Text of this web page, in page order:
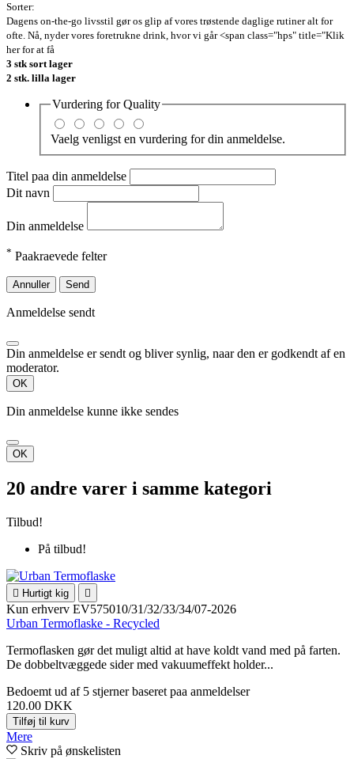
Sorter:
Dagens on-the-go livsstil gør os glip af vores trøstende daglige rutiner alt for
ofte. Nå, nyder vores foretrukne drink, hvor vi går<span class="hps" title="Klik
her for at få
3 stk sort lager
2 stk. lilla lager
Vurdering forQuality
Vaelg venligst en vurdering for din anmeldelse.
Titel paa din anmeldelse
Dit navn
Din anmeldelse
* Paakraevede felter
Annuller Send
Anmeldelse sendt
Din anmeldelse er sendt og bliver synlig, naar den er godkendt af en
moderator.
OK
Din anmeldelse kunne ikke sendes
OK
20 andre varer i samme kategori
Tilbud!
På tilbud!
 Hurtigt kig 
Kun erhverv EV575010/31/32/33/34/07-2026
Urban Termoflaske - Recycled
Termoflasken gør det muligt altid at have koldt vand med på farten.
De dobbeltvæggede sider med vakuumeffekt holder...
Bedoemt ud af 5 stjerner baseret paa anmeldelser
120.00 DKK
Tilføj til kurv
Mere
Skriv på ønskelisten